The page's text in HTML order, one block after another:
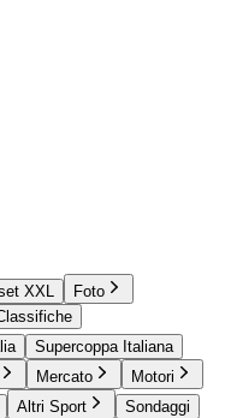
XXL
Foto
Supercoppa Italiana
Mercato
Motori
Altri Sport
Sondaggi